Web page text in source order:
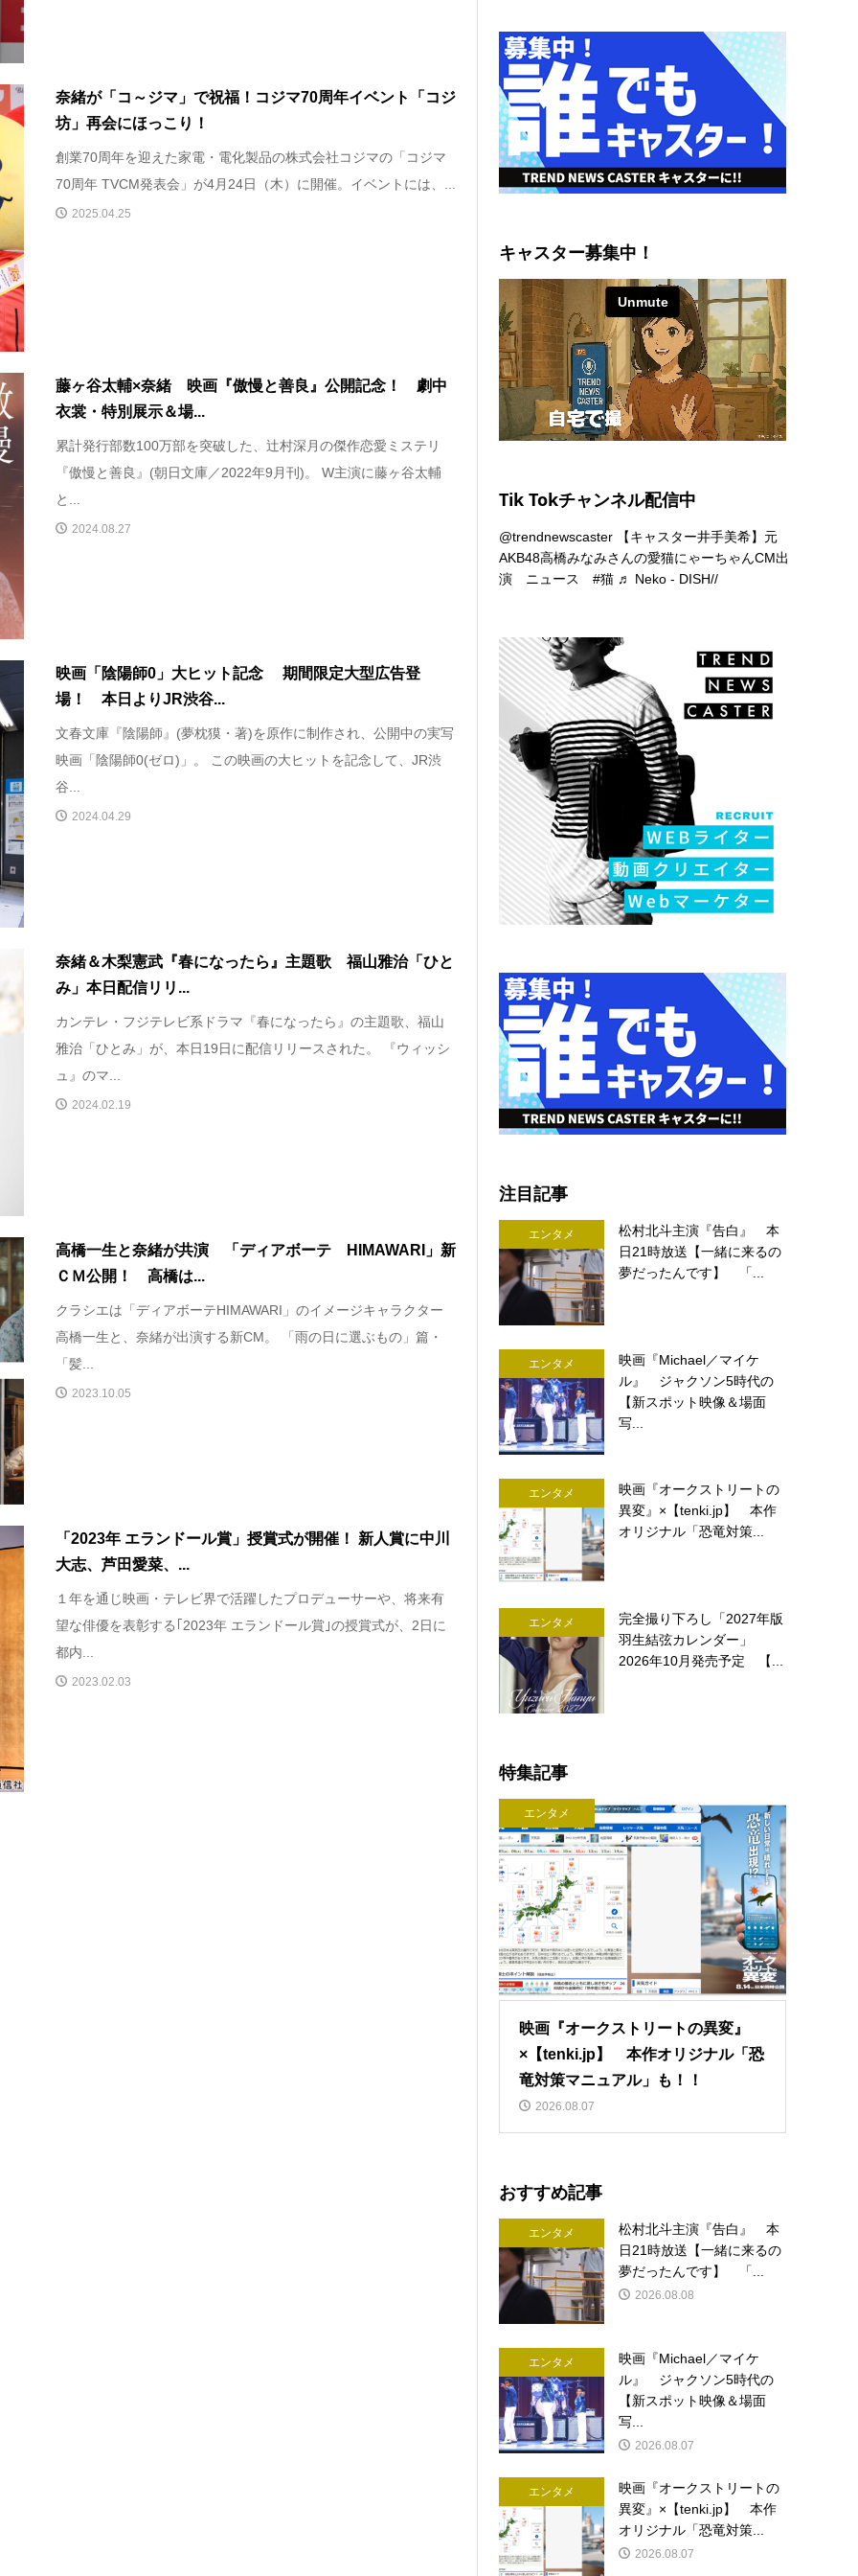
奈緒が「コ～ジマ」で祝福！コジマ70周年イベント「コジ
坊」再会にほっこり！
創業70周年を迎えた家電・電化製品の株式会社コジマの「コジマ
70周年 TVCM発表会」が4月24日（木）に開催。イベントには、...
2025.04.25
藤ヶ谷太輔×奈緒 映画『傲慢と善良』公開記念！ 劇中
衣裳・特別展示＆場...
累計発行部数100万部を突破した、辻村深月の傑作恋愛ミステリ
『傲慢と善良』(朝日文庫／2022年9月刊)。 W主演に藤ヶ谷太輔
と...
2024.08.27
映画「陰陽師0」大ヒット記念 期間限定大型広告登
場！ 本日よりJR渋谷...
文春文庫『陰陽師』(夢枕獏・著)を原作に制作され、公開中の実写
映画「陰陽師0(ゼロ)」。 この映画の大ヒットを記念して、JR渋
谷...
2024.04.29
奈緒＆木梨憲武『春になったら』主題歌 福山雅治「ひと
み」本日配信リリ...
カンテレ・フジテレビ系ドラマ『春になったら』の主題歌、福山
雅治「ひとみ」が、本日19日に配信リリースされた。 『ウィッシ
ュ』のマ...
2024.02.19
高橋一生と奈緒が共演 「ディアボーテ HIMAWARI」新
ＣＭ公開！ 高橋は...
クラシエは「ディアボーテHIMAWARI」のイメージキャラクター
高橋一生と、奈緒が出演する新CM。 「雨の日に選ぶもの」篇・
「髪...
2023.10.05
「2023年 エランドール賞」授賞式が開催！ 新人賞に中川
大志、芦田愛菜、...
１年を通じ映画・テレビ界で活躍したプロデューサーや、将来有
望な俳優を表彰する｢2023年 エランドール賞｣の授賞式が、2日に
都内...
2023.02.03
キャスター募集中！
Tik Tokチャンネル配信中
@trendnewscaster 【キャスター井手美希】元
AKB48高橋みなみさんの愛猫にゃーちゃんCM出
演 ニュース#猫 ♬ Neko - DISH//
注目記事
エンタメ
松村北斗主演『告白』 本
日21時放送【一緒に来るの
夢だったんです】 「...
エンタメ
映画『Michael／マイケ
ル』 ジャクソン5時代の
【新スポット映像＆場面
写...
エンタメ
映画『オークストリートの
異変』×【tenki.jp】 本作
オリジナル「恐竜対策...
エンタメ
完全撮り下ろし「2027年版
羽生結弦カレンダー」
2026年10月発売予定 【...
特集記事
エンタメ
映画『オークストリートの異変』
×【tenki.jp】 本作オリジナル「恐
竜対策マニュアル」も！！
2026.08.07
おすすめ記事
エンタメ
松村北斗主演『告白』 本
日21時放送【一緒に来るの
夢だったんです】 「...
2026.08.08
エンタメ
映画『Michael／マイケ
ル』 ジャクソン5時代の
【新スポット映像＆場面
写...
2026.08.07
エンタメ
映画『オークストリートの
異変』×【tenki.jp】 本作
オリジナル「恐竜対策...
2026.08.07